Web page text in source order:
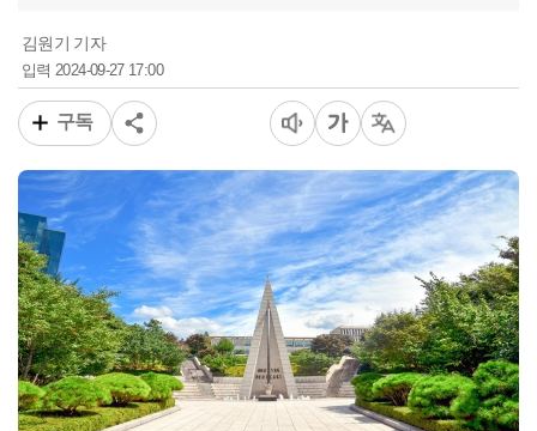
김원기 기자
입력 2024-09-27 17:00
구독